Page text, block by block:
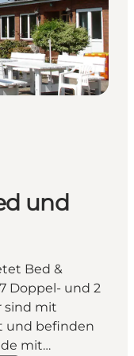
und
Bed &
Doppel- und 2
sind mit
und befinden
mit…